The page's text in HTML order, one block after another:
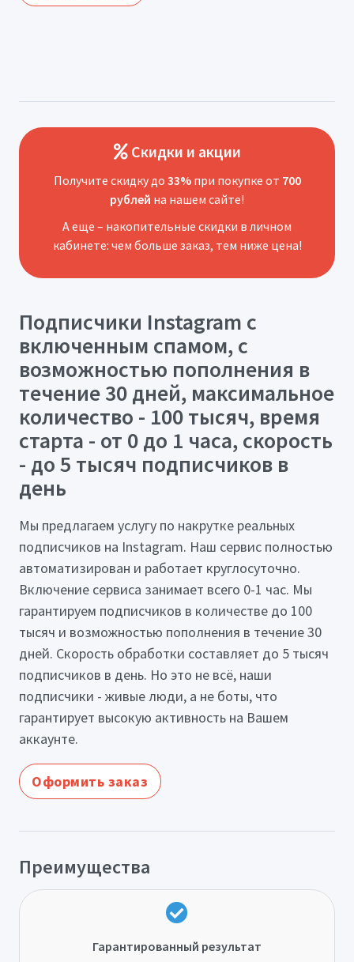
Скидки и акции
Получите скидку до 33%при покупке от 700
рублей на нашем сайте!
А еще – накопительные скидки в личном
кабинете: чем больше заказ, тем ниже цена!
Подписчики Instagram с
включенным спамом, с
возможностью пополнения в
течение 30 дней, максимальное
количество - 100 тысяч, время
старта - от 0 до 1 часа, скорость
- до 5 тысяч подписчиков в
день
Мы предлагаем услугу по накрутке реальных
подписчиков на Instagram. Наш сервис полностью
автоматизирован и работает круглосуточно.
Включение сервиса занимает всего 0-1 час. Мы
гарантируем подписчиков в количестве до 100
тысяч и возможностью пополнения в течение 30
дней. Скорость обработки составляет до 5 тысяч
подписчиков в день. Но это не всё, наши
подписчики - живые люди, а не боты, что
гарантирует высокую активность на Вашем
аккаунте.
Оформить заказ
Преимущества
Гарантированный результат